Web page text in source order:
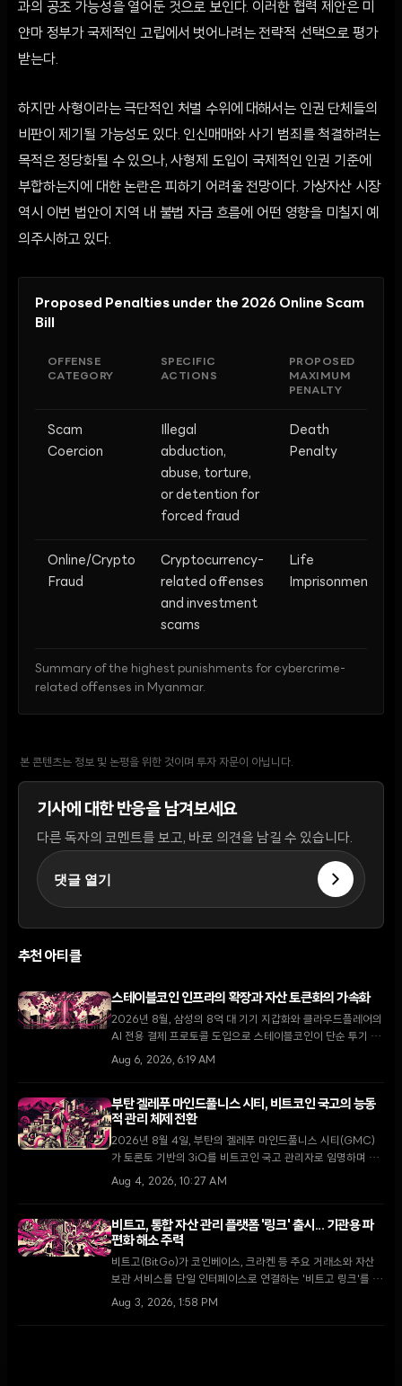
과의 공조 가능성을 열어둔 것으로 보인다. 이러한 협력 제안은 미
얀마 정부가 국제적인 고립에서 벗어나려는 전략적 선택으로 평가
받는다.
하지만 사형이라는 극단적인 처벌 수위에 대해서는 인권 단체들의
비판이 제기될 가능성도 있다. 인신매매와 사기 범죄를 척결하려는
목적은 정당화될 수 있으나, 사형제 도입이 국제적인 인권 기준에
부합하는지에 대한 논란은 피하기 어려울 전망이다. 가상자산 시장
역시 이번 법안이 지역 내 불법 자금 흐름에 어떤 영향을 미칠지 예
의주시하고 있다.
Proposed Penalties under the 2026 Online Scam
Bill
OFFENSE
CATEGORY
SPECIFIC
ACTIONS
PROPOSED
MAXIMUM
PENALTY
Scam
Coercion
Illegal
abduction,
abuse, torture,
or detention for
forced fraud
Death
Penalty
Online/Crypto
Fraud
Cryptocurrency-
related offenses
and investment
scams
Life
Imprisonment
Summary of the highest punishments for cybercrime-
related offenses in Myanmar.
본 콘텐츠는 정보 및 논평을 위한 것이며 투자 자문이 아닙니다.
기사에 대한 반응을 남겨보세요
다른 독자의 코멘트를 보고, 바로 의견을 남길 수 있습니다.
댓글 열기
추천 아티클
스테이블코인 인프라의 확장과 자산 토큰화의 가속화
2026년 8월, 삼성의 8억 대 기기 지갑화와 클라우드플레어의
AI 전용 결제 프로토콜 도입으로 스테이블코인이 단순 투기 수
단을 넘어 글로벌 디지털 경제의 핵심 인프라로 자리 잡고 있
Aug 6, 2026, 6:19 AM
부탄 겔레푸 마인드풀니스 시티, 비트코인 국고의 능동
적 관리 체제 전환
2026년 8월 4일, 부탄의 겔레푸 마인드풀니스 시티(GMC)
가 토론토 기반의 3iQ를 비트코인 국고 관리자로 임명하며 단
순 보유에서 능동적 운용으로 전략을 전환했다. 이는 국왕의 1
Aug 4, 2026, 10:27 AM
비트고, 통합 자산 관리 플랫폼 '링크' 출시... 기관용 파
편화 해소 주력
비트고(BitGo)가 코인베이스, 크라켄 등 주요 거래소와 자산
보관 서비스를 단일 인터페이스로 연결하는 '비트고 링크'를 출
시했다. 2026년 기관 투자자의 73%가 가상자산 비중 확대를
Aug 3, 2026, 1:58 PM